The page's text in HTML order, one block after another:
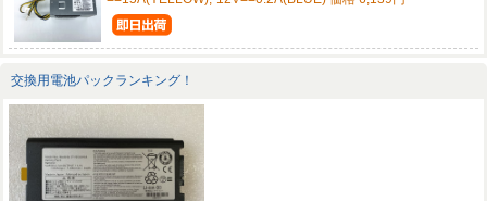
交換用電池パックランキング！